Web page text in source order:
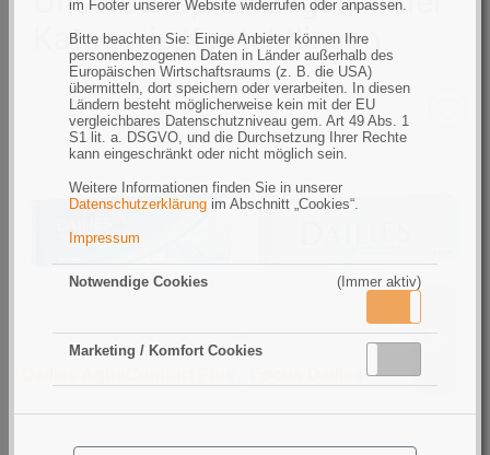
im Footer unserer Website widerrufen oder anpassen.
Bitte beachten Sie: Einige Anbieter können Ihre
personenbezogenen Daten in Länder außerhalb des
Europäischen Wirtschaftsraums (z. B. die USA)
übermitteln, dort speichern oder verarbeiten. In diesen
Ländern besteht möglicherweise kein mit der EU
vergleichbares Datenschutzniveau gem. Art 49 Abs. 1
S1 lit. a. DSGVO, und die Durchsetzung Ihrer Rechte
kann eingeschränkt oder nicht möglich sein.
Weitere Informationen finden Sie in unserer
Datenschutzerklärung im Abschnitt „Cookies“.
Impressum
Notwendige Cookies (Immer aktiv)
Marketing / Komfort Cookies
Kategorie Kontaktlinsen